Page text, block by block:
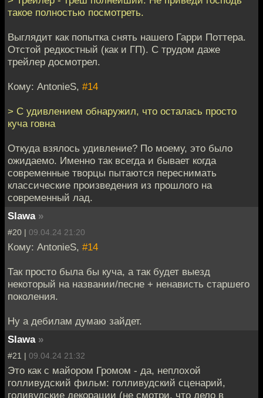
такое полностью посмотреть.
Выглядит как попытка снять нашего Гарри Поттера.
Отстой редкостный (как и ГП). С трудом даже
трейлер досмотрел.
Кому: AntonieS, #14
> С удивлением обнаружил, что осталась просто
куча говна
Откуда взялось удивление? По моему, это было
ожидаемо. Именно так всегда и бывает когда
современные творцы пытаются переснимать
классические произведения из прошлого на
современный лад.
Slawa »
#20 | 09.04.24 21:20
Кому: AntonieS, #14
Так просто была бы куча, а так будет выезд
некоторый на названии/песне + ненависть старшего
поколения.
Ну а дебилам думаю зайдет.
Slawa »
#21 | 09.04.24 21:32
Это как с майором Громом - да, неплохой
голливудский фильм: голливудский сценарий,
голивудские декорации (не смотри, что дело в